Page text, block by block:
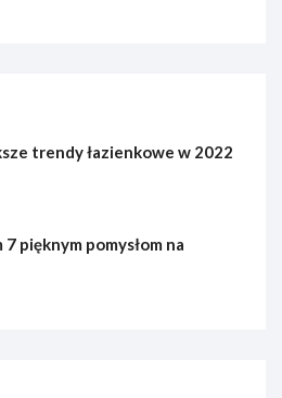
trendy łazienkowe w 2022
pięknym pomysłom na